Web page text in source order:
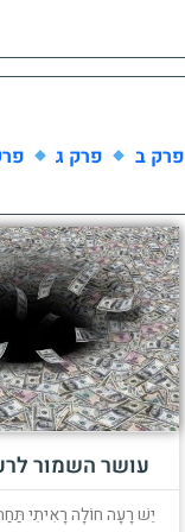
פרק ב פרק ג
עושר השמור
יֵשׁ רָעָה חוֹלָה רָאִיתִי